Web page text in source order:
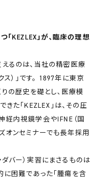
KEZLEX」が、臨床の理想
るのは、当社の精密医療
）」です。 1897年に東京
の歴史を礎とし、医療模
た「KEZLEX」は、その圧
経内視鏡学会やIFNE（国
オンセミナーでも長年採用
バー）実習にまさるものは
に困難であった「腫瘍を含